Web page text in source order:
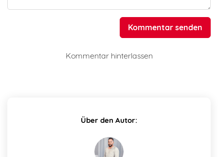
Kommentar senden
Kommentar hinterlassen
Über den Autor: